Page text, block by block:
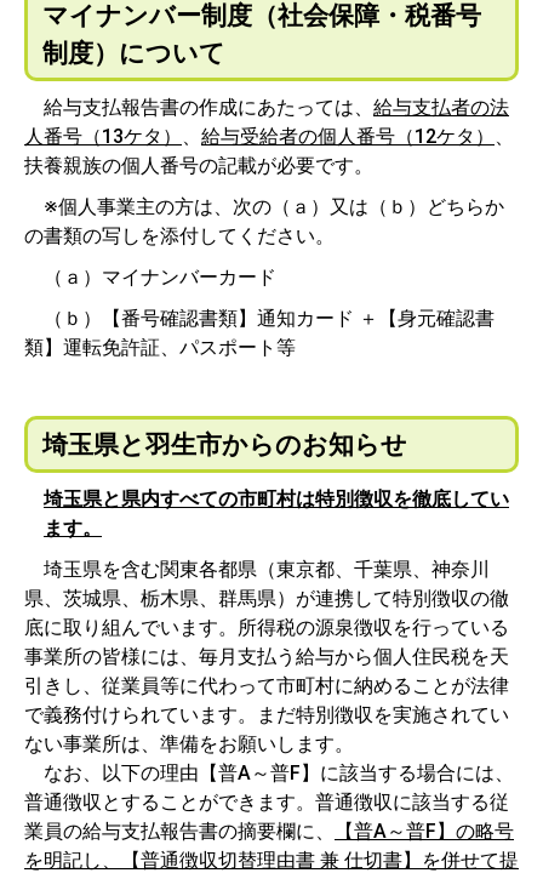
マイナンバー制度（社会保障・税番号
制度）について
給与支払報告書の作成にあたっては、 給与支払者の法
人番号（13ケタ）
、 給与受給者の個人番号（12ケタ）
、
扶養親族の個人番号の記載が必要です。
※個人事業主の方は、次の（ａ）又は（ｂ）どちらか
の書類の写しを添付してください。
（ａ）マイナンバーカード
（ｂ）【番号確認書類】通知カード ＋【身元確認書
類】運転免許証、パスポート等
埼玉県と羽生市からのお知らせ
埼玉県と県内すべての市町村は特別徴収を徹底してい
ます。
埼玉県を含む関東各都県（東京都、千葉県、神奈川
県、茨城県、栃木県、群馬県）が連携して特別徴収の徹
底に取り組んでいます。所得税の源泉徴収を行っている
事業所の皆様には、毎月支払う給与から個人住民税を天
引きし、従業員等に代わって市町村に納めることが法律
で義務付けられています。まだ特別徴収を実施されてい
ない事業所は、準備をお願いします。
なお、以下の理由【普A～普F】に該当する場合には、
普通徴収とすることができます。普通徴収に該当する従
業員の給与支払報告書の摘要欄に、
【普A～普F】の略号
を明記し、【普通徴収切替理由書 兼 仕切書】を併せて提